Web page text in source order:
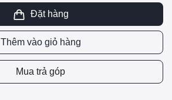
Đặt hàng
Thêm vào giỏ hàng
Mua trả góp